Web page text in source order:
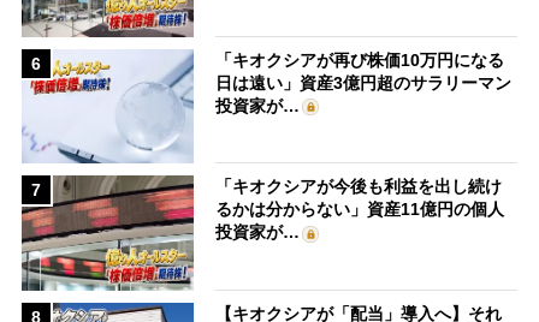
6
「キオクシアが再び株価10万円になる
日は遠い」資産3億円超のサラリーマン
投資家が…
7
「キオクシアが今後も利益を出し続け
るかは分からない」資産11億円の個人
投資家が…
8
【キオクシアが「配当」導入へ】それ